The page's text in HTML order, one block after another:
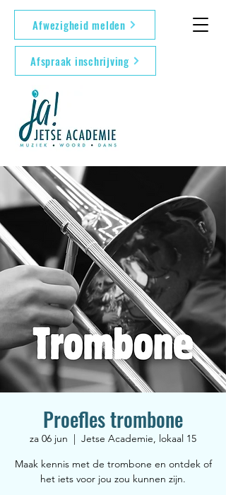
Afwezigheid melden
Afspraak inschrijving
Proefles trombone
za 06 jun
  |
Jetse Academie, lokaal 15
Maak kennis met de trombone en ontdek of
het iets voor jou zou kunnen zijn.